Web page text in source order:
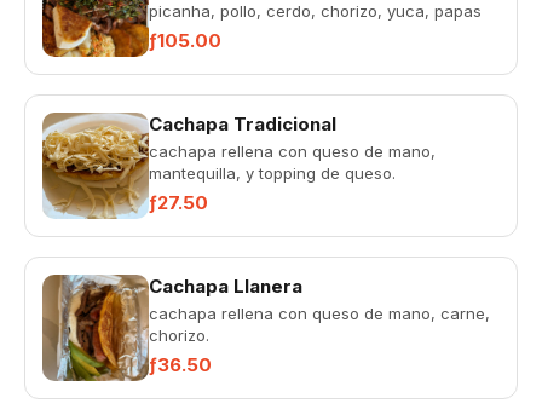
picanha, pollo, cerdo, chorizo, yuca, papas
fritas, patacones, ensalada...
ƒ105.00
Cachapa Tradicional
cachapa rellena con queso de mano,
mantequilla, y topping de queso.
ƒ27.50
Cachapa Llanera
cachapa rellena con queso de mano, carne,
chorizo.
ƒ36.50